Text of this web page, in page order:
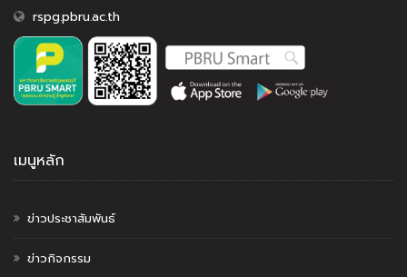
rspg.pbru.ac.th
เมนูหลัก
ข่าวประชาสัมพันธ์
ข่าวกิจกรรม